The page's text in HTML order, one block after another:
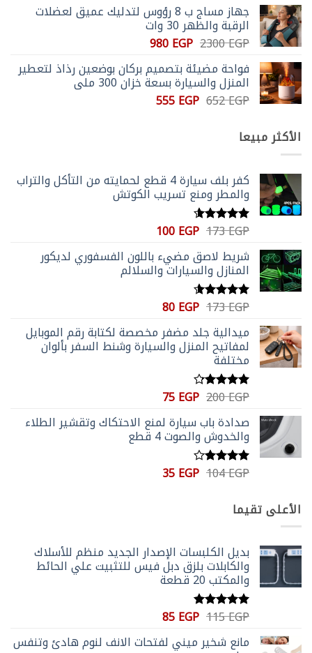
هو:
831 EGP.
هو:
590 EGP.
جهاز مساج ب 8 رؤوس لتدليك عميق لعضلات
الرقبة والظهر 30 وات
2300EGP السعر
هو:
2300 EGP.
980EGP السعر
الحالي
هو:
980 EGP.
فواحة مضيئة بتصميم بركان بوضعين رذاذ لتعطير
المنزل والسيارة بسعة خزان 300 ملي
652EGP السعر555EGP السعر
الأكثر مبيعا
كفر بلف سيارة 4 قطع لحمايته من التأكل والتراب
والمطر ومنع تسريب الكوتش
تم التقييم
173EGP السعر
هو:
173 EGP.
100EGP السعر
هو:
100 EGP.
شريط لاصق مضيء باللون الفسفوري لديكور
المنازل والسيارات والسلالم
تم التقييم
173EGP السعر
هو:
173 EGP.
80EGP السعر
هو:
80 EGP.
ميدالية جلد مضفر مخصصة لكتابة رقم الموبايل
لمفاتيح المنزل والسيارة وشنط السفر بألوان
مختلفة
تم التقييم
200EGP السعر
هو:
200 EGP.
75EGP السعر
هو:
75 EGP.
صدادة باب سيارة لمنع الاحتكاك وتقشير الطلاء
والخدوش والصوت 4 قطع
تم
5
104EGP السعر35EGP السعر
الأعلى تقيما
بديل الكلبسات الإصدار الجديد منظم للأسلاك
والكابلات بلزق دبل فيس للتثبيت علي الحائط
والمكتب 20 قطعة
تم التقييم
115EGP السعر
هو:
85EGP السعر
هو:
مانع شخير ميني لفتحات الانف لنوم هادئ وتنفس